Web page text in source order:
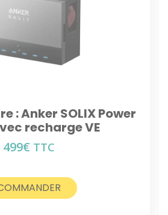
: Anker SOLIX Power
recharge VE
499€ TTC